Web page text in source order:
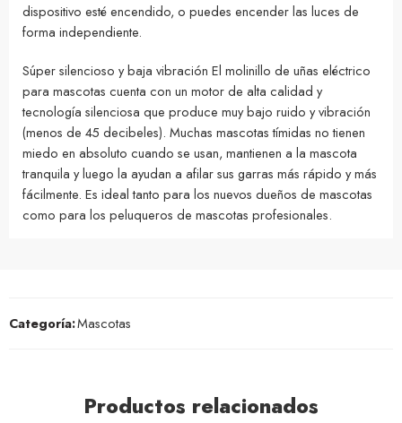
dispositivo esté encendido, o puedes encender las luces de
forma independiente.
Súper silencioso y baja vibración El molinillo de uñas eléctrico
para mascotas cuenta con un motor de alta calidad y
tecnología silenciosa que produce muy bajo ruido y vibración
(menos de 45 decibeles). Muchas mascotas tímidas no tienen
miedo en absoluto cuando se usan, mantienen a la mascota
tranquila y luego la ayudan a afilar sus garras más rápido y más
fácilmente. Es ideal tanto para los nuevos dueños de mascotas
como para los peluqueros de mascotas profesionales.
Categoría:Mascotas
Productos relacionados